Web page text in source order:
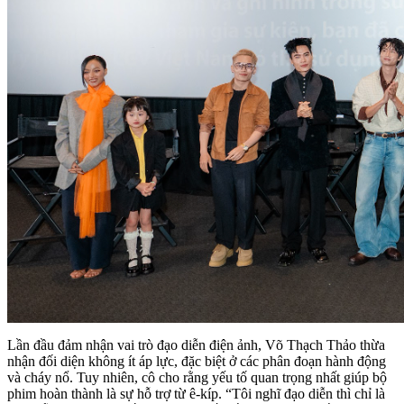
Lần đầu đảm nhận vai trò đạo diễn điện ảnh, Võ Thạch Thảo thừa
nhận đối diện không ít áp lực, đặc biệt ở các phân đoạn hành động
và cháy nổ. Tuy nhiên, cô cho rằng yếu tố quan trọng nhất giúp bộ
phim hoàn thành là sự hỗ trợ từ ê-kíp. “Tôi nghĩ đạo diễn thì chỉ là